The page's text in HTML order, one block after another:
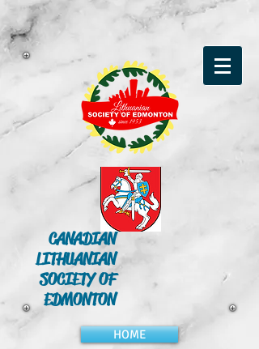
CANADIAN
LITHUANIAN
SOCIETY OF
EDMONTON
HOME